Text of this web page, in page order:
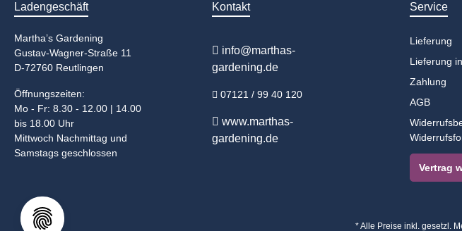
Ladengeschäft
Martha’s Gardening
Gustav-Wagner-Straße 11
D-72760 Reutlingen
Öffnungszeiten:
Mo - Fr: 8.30 - 12.00 | 14.00
bis 18.00 Uhr
Mittwoch Nachmittag und
Samstags geschlossen
Service
Lieferung
Lieferung
Zahlung
AGB
Vertrag
Kontakt
info@marthas-
gardening.de
07121 / 99 40 120
www.marthas-
gardening.de
* Alle Preise inkl. gesetzl.